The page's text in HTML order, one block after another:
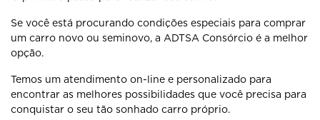
Se você está procurando condições especiais para comprar
um carro novo ou seminovo, a ADTSA Consórcio é a melhor
opção.
Temos um atendimento on-line e personalizado para
encontrar as melhores possibilidades que você precisa para
conquistar o seu tão sonhado carro próprio.